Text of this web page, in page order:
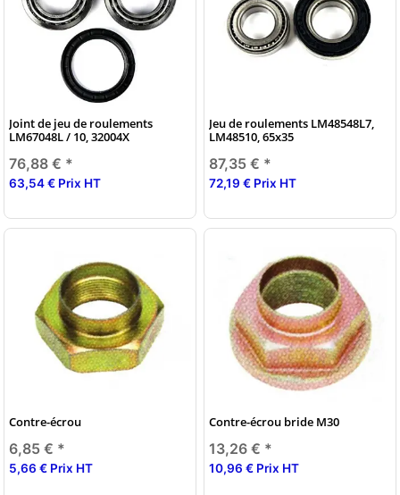
Joint de jeu de roulements
LM67048L / 10, 32004X
76,88 € *
63,54 € Prix HT
Jeu de roulements LM48548L7,
LM48510, 65x35
87,35 € *
72,19 € Prix HT
Contre-écrou
6,85 € *
5,66 € Prix HT
Contre-écrou bride M30
13,26 € *
10,96 € Prix HT